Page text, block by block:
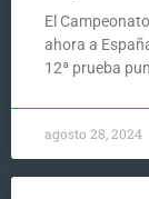
El
ahora a
12ª prueba
agosto 28, 2024